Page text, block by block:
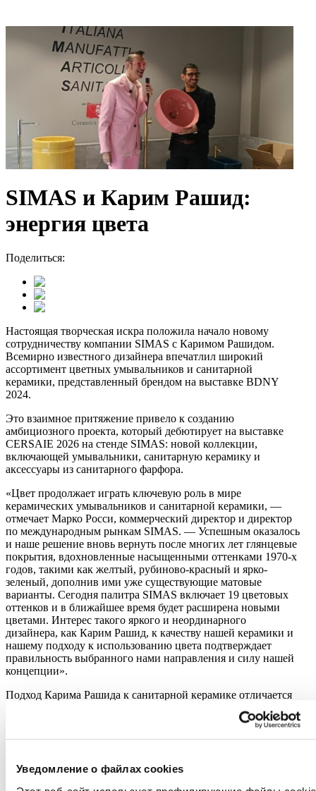
Уведомление о файлах cookies
SIMAS и Карим Рашид:
энергия цвета
Поделиться:
Настоящая творческая искра положила начало новому
сотрудничеству компании SIMAS с Каримом Рашидом.
Всемирно известного дизайнера впечатлил широкий
ассортимент цветных умывальников и санитарной
керамики, представленный брендом на выставке BDNY
2024.
Это взаимное притяжение привело к созданию
амбициозного проекта, который дебютирует на выставке
CERSAIE 2026 на стенде SIMAS: новой коллекции,
включающей умывальники, санитарную керамику и
аксессуары из санитарного фарфора.
«Цвет продолжает играть ключевую роль в мире
керамических умывальников и санитарной керамики, —
отмечает Марко Росси, коммерческий директор и директор
по международным рынкам SIMAS. — Успешным оказалось
и наше решение вновь вернуть после многих лет глянцевые
покрытия, вдохновленные насыщенными оттенками 1970-х
годов, такими как желтый, рубиново-красный и ярко-
зеленый, дополнив ими уже существующие матовые
варианты. Сегодня палитра SIMAS включает 19 цветовых
оттенков и в ближайшее время будет расширена новыми
цветами. Интерес такого яркого и неординарного
дизайнера, как Карим Рашид, к качеству нашей керамики и
нашему подходу к использованию цвета подтверждает
правильность выбранного нами направления и силу нашей
концепции».
Подход Карима Рашида к санитарной керамике отличается
поиском форм, способных вызывать эмоции и создавать
глубокую эмоциональную связь. Для дизайнера важна
мнению Карима Рашида, ванная комната является самым